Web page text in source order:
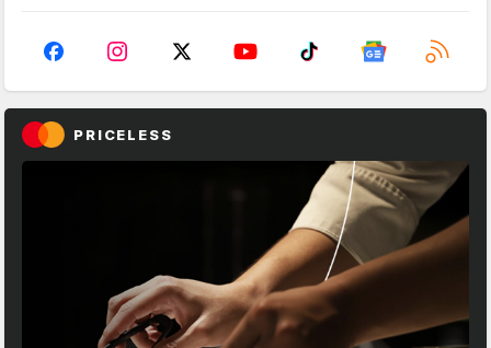
PRICELESS